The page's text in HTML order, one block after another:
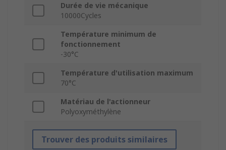
Durée de vie mécanique
10000Cycles
Température minimum de
fonctionnement
-30°C
Température d'utilisation maximum
70°C
Matériau de l'actionneur
Polyoxyméthylène
Trouver des produits similaires